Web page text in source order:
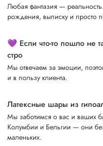
Любая фантазия —
рождения, выписку и просто
💜 Если что-то пошло не
стро
Мы отвечаем за эмоции,
и в пользу клиента.
Латексные шары из
Мы заботимся о вас и ваших
Колумбии и Бельгии — они
маленьких.